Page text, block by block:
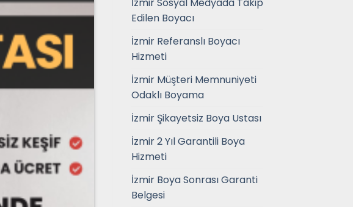
Edilen Boyacı
İzmir Referanslı Boyacı
Hizmeti
İzmir Müşteri Memnuniyeti
Odaklı Boyama
İzmir Şikayetsiz Boya Ustası
İzmir 2 Yıl Garantili Boya
Hizmeti
İzmir Boya Sonrası Garanti
Belgesi